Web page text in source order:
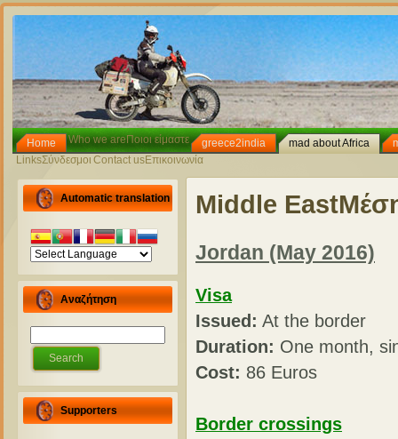
Home Who we areΠοιοι είμαστε greece2india mad about Africa
LinksΣύνδεσμοι Contact usΕπικοινωνία
Automatic translation
Αναζήτηση
Supporters
Middle East
Jordan (May 2016)
Visa
Issued: At the border
Duration: One month,
Cost: 86 Euros
Border crossings